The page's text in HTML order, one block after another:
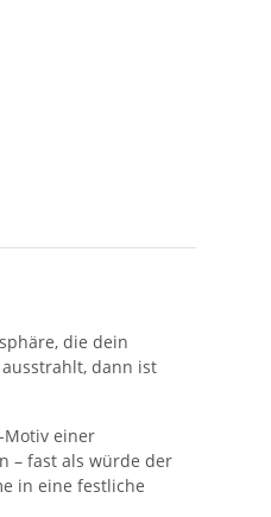
die dein
dann ist
Motiv einer
– fast als würde der
in eine festliche